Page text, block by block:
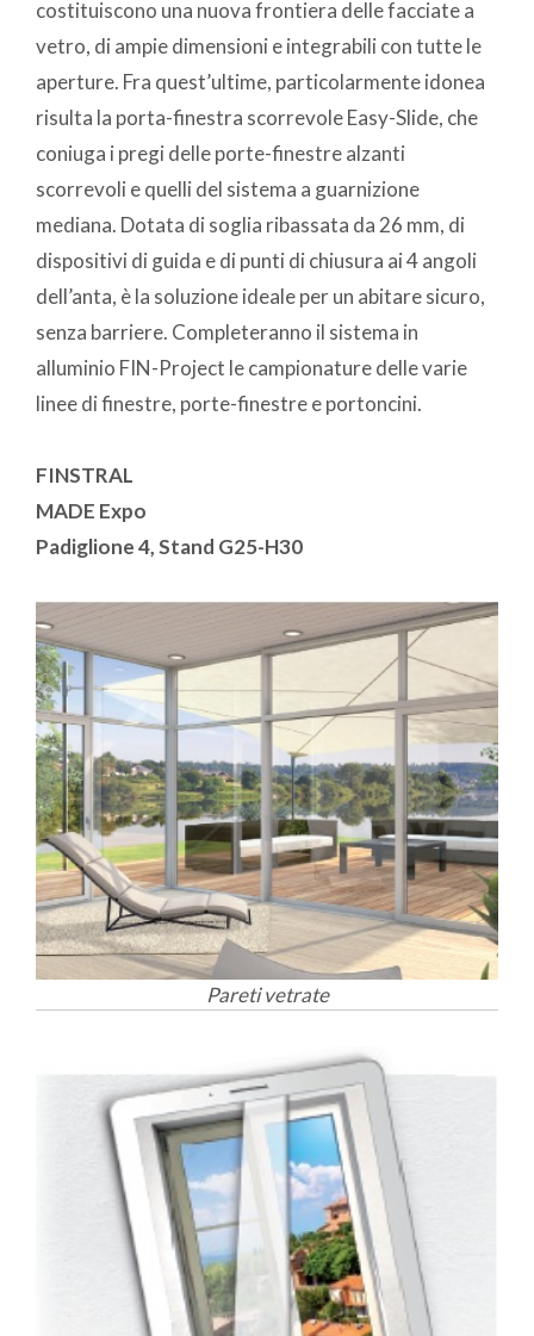
costituiscono una nuova frontiera delle facciate a
vetro, di ampie dimensioni e integrabili con tutte le
aperture. Fra quest’ultime, particolarmente idonea
risulta la porta-finestra scorrevole Easy-Slide, che
coniuga i pregi delle porte-finestre alzanti
scorrevoli e quelli del sistema a guarnizione
mediana. Dotata di soglia ribassata da 26 mm, di
dispositivi di guida e di punti di chiusura ai 4 angoli
dell’anta, è la soluzione ideale per un abitare sicuro,
senza barriere. Completeranno il sistema in
alluminio FIN-Project le campionature delle varie
linee di finestre, porte-finestre e portoncini.
FINSTRAL
MADE Expo
Padiglione 4, Stand G25-H30
Pareti vetrate